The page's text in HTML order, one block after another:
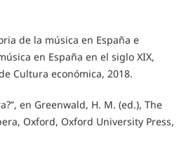
de la música en España e
en España en el siglo XIX,
Cultura económica, 2018.
en Greenwald, H. M. (ed.), The
Oxford, Oxford University Press,